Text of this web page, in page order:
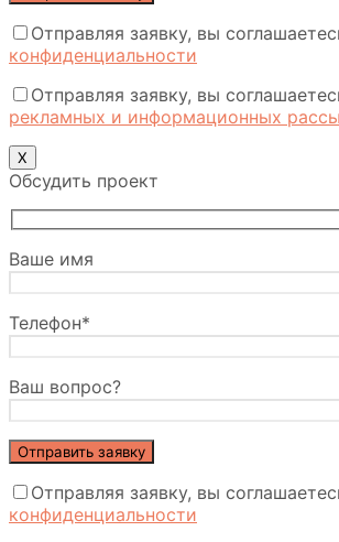
Отправляя заявку, вы
конфиденциальности
Отправляя заявку, вы
рекламных и информационных
Х
Обсудить проект
Ваше имя
Телефон*
Ваш вопрос?
Отправляя заявку, вы
конфиденциальности